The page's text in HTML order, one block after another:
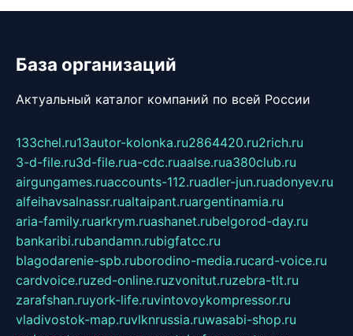
База организаций
Актуальный каталог компаний по всей России
133chel.ru13autor-kolonka.ru2864420.ru2rich.ru
3-d-file.ru3d-file.rua-cdc.ruaalse.rua380club.ru
airgungames.ruaccounts-112.ruadler-jun.ruadonyev.ru
alfeihavsalnassr.rualtaipant.ruargentinamia.ru
aria-family.ruarkrym.ruashanet.rubelgorod-day.ru
bankaribi.rubandamn.rubigfatcc.ru
blagodarenie-spb.ruborodino-media.rucard-voice.ru
cardvoice.ruzed-online.ruzvonitut.ruzebra-tlt.ru
zarafshan.ruyork-life.ruvintovoykompressor.ru
vladivostok-map.ruvlknrussia.ruwasabi-shop.ru